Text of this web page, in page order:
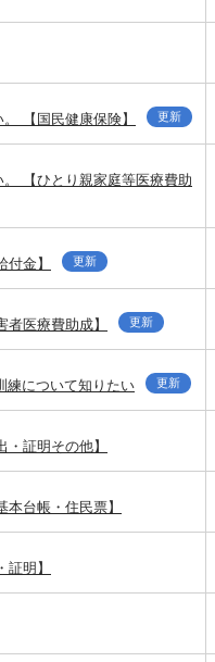
【国民健康保険】 更新
【ひとり親家庭等医療費助
金】 更新
医療費助成】 更新
練について知りたい 更新
証明その他】
台帳・住民票】
明】